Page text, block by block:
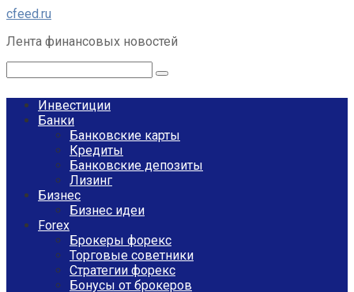
Перейти
контенту
cfeed.ru
Лента финансовых новостей
Инвестиции
Банки
Банковские карты
Кредиты
Банковские депозиты
Лизинг
Бизнес
Бизнес идеи
Forex
Брокеры форекс
Торговые советники
Стратегии форекс
Бонусы от брокеров